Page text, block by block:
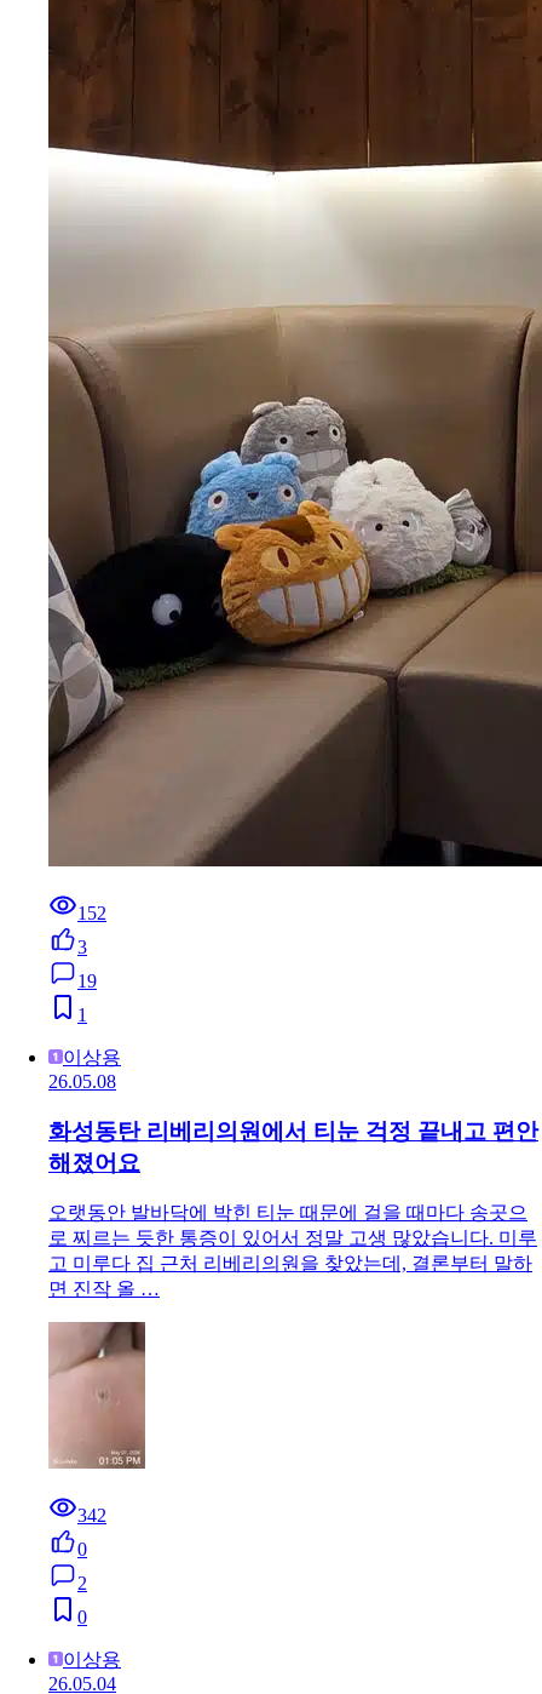
152
3
19
1
이상용
26.05.08
화성동탄 리베리의원에서 티눈 걱정 끝내고 편안
해졌어요
오랫동안 발바닥에 박힌 티눈 때문에 걸을 때마다 송곳으
로 찌르는 듯한 통증이 있어서 정말 고생 많았습니다. 미루
고 미루다 집 근처 리베리의원을 찾았는데, 결론부터 말하
면 진작 올 …
342
0
2
0
이상용
26.05.04